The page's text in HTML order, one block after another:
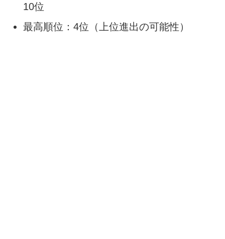
10位
最高順位：4位（上位進出の可能性）